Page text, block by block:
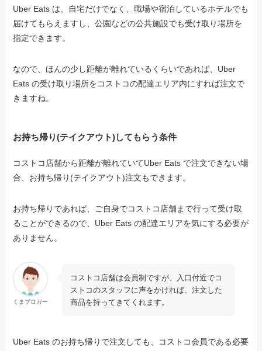
Uber Eats は、自宅だけでなく、職場や宿泊しているホテルでも
届けてもらえますし、公園などの公共施設でも受け取り場所を
指定できます。
なので、ほんの少し距離が離れているくらいであれば、Uber
Eats の受け取り場所をコストコの配達エリア内にすれば注文で
きますね。
お持ち帰り(テイクアウト)してもらう条件
コストコ店舗から距離が離れていてUber Eats で注文できない場
合、お持ち帰り(テイクアウト)注文もできます。
お持ち帰りであれば、ご自身でコストコ店舗まで行って受け取
ることができるので、Uber Eats の配達エリアを気にする必要が
ありません。
くまブロガー
コストコ店舗は会員制ですが、入口付近でコ
ストコのスタッフに声をかければ、注文した
商品を持ってきてくれます。
Uber Eats のお持ち帰りで注文しても、コストコ会員である必要